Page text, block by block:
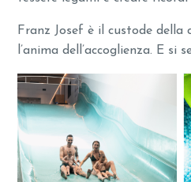
Franz Josef è il custode della
l’anima dell’accoglienza. E si